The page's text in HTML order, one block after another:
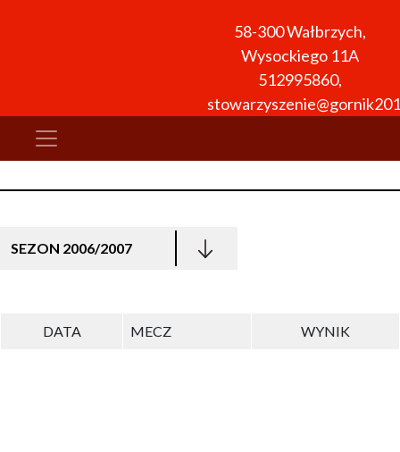
58-300Wałbrzych,
Wysockiego 11A
512995860,
SEZON 2006/2007
DATA MECZ WYNIK